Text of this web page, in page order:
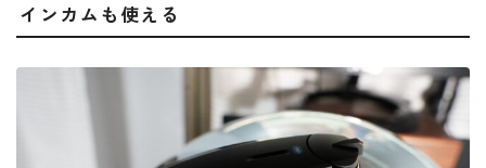
インカムも使える